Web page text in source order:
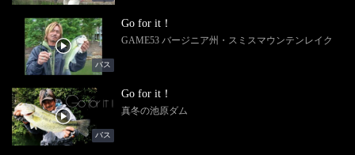
バス
Go for it！
GAME53 バージニア州・スミスマウンテンレイク
バス
Go for it！
真冬の池原ダム